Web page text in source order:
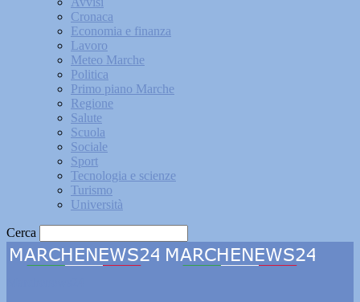
Cronaca
Economia e finanza
Lavoro
Meteo Marche
Politica
Primo piano Marche
Regione
Salute
Scuola
Sociale
Sport
Tecnologia e scienze
Turismo
Università
Cerca